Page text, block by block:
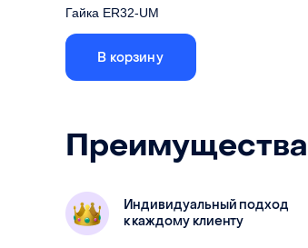
ER32
Тип
Гайка ER32-UM
В корзину
Преимущества
Индивидуальный подход
к каждому клиенту